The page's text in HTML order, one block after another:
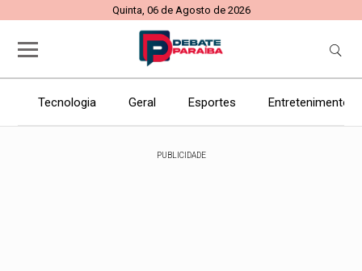
Quinta, 06 de Agosto de 2026
Tecnologia Geral Esportes Entretenimento
PUBLICIDADE